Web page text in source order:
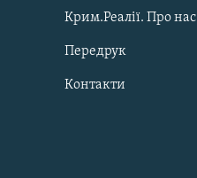
Крим.Реалії. Про нас
Передрук
Контакти